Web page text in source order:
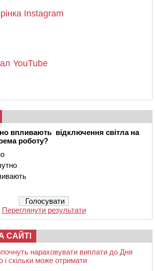
Instagram
YouTube
впливають відключення світла на
роботу?
Переглянути результати
САЙТІ
нараховувати виплати до Дня
і скільки може отримати